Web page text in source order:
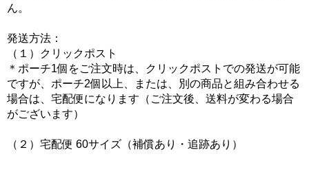
ん。
発送方法：
（１）クリックポスト
＊ポーチ1個をご注文時は、クリックポストでの発送が可能
ですが、ポーチ2個以上、または、別の商品と組み合わせる
場合は、宅配便になります（ご注文後、送料が変わる場合
がございます）
（２）宅配便 60サイズ（補償あり・追跡あり）